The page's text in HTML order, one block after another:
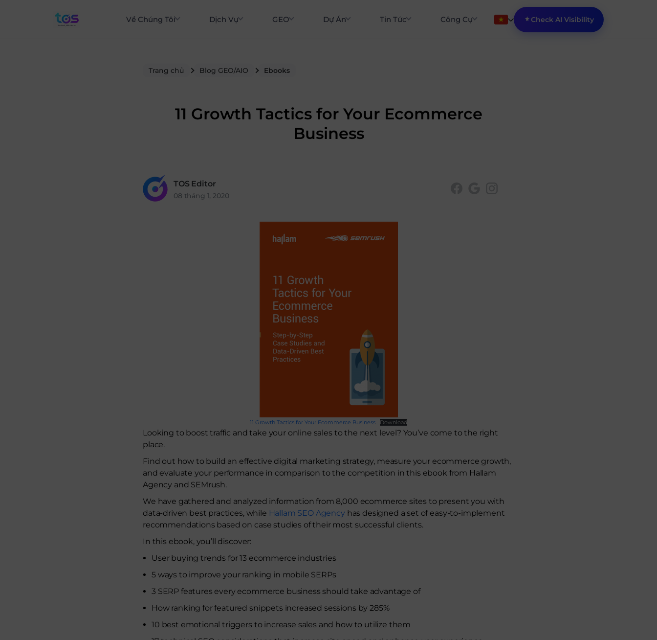
Về Chúng Tôi Dịch Vụ GEO Dự Án Tin Tức Công Cụ Check AI Visibility
Trang chủ Blog GEO/AIO Ebooks
11 Growth Tactics for Your Ecommerce
Business
TOS Editor
08 tháng 1, 2020
11 Growth Tactics for Your Ecommerce Business Download
Looking to boost traffic and take your online sales to the next level? You’ve come to the right
place.
Find out how to build an effective digital marketing strategy, measure your ecommerce growth,
and evaluate your performance in comparison to the competition in this ebook from Hallam
Agency and SEMrush.
We have gathered and analyzed information from 8,000 ecommerce sites to present you with
data-driven best practices, while Hallam SEO Agency has designed a set of easy-to-implement
recommendations based on case studies of their most successful clients.
In this ebook, you’ll discover:
User buying trends for 13 ecommerce industries
5 ways to improve your ranking in mobile SERPs
3 SERP features every ecommerce business should take advantage of
How ranking for featured snippets increased sessions by 285%
10 best emotional triggers to increase sales and how to utilize them